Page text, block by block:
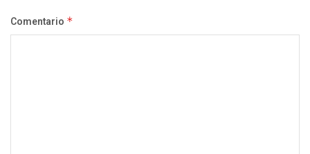
Comentario *